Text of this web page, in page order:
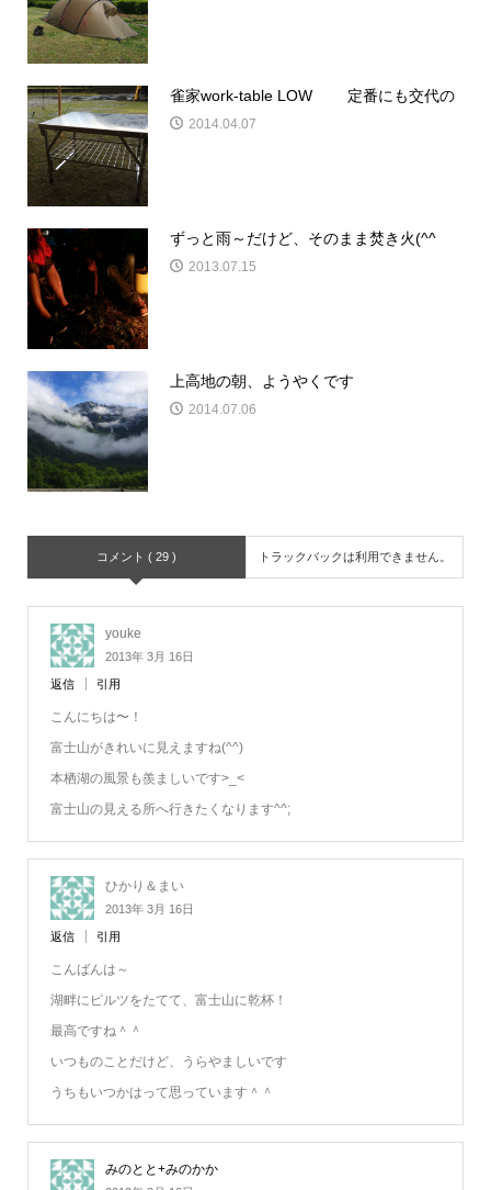
雀家work-table LOW 定番にも交代の
2014.04.07
ずっと雨～だけど、そのまま焚き火(^^ゞ
2013.07.15
上高地の朝、ようやくです
2014.07.06
コメント ( 29 ) トラックバックは利用できません。
youke
2013年 3月 16日
返信 引用
こんにちは〜！
富士山がきれいに見えますね(^^)
本栖湖の風景も羨ましいです>_<
富士山の見える所へ行きたくなります^^;
ひかり＆まい
2013年 3月 16日
返信 引用
こんばんは～
湖畔にピルツをたてて、富士山に乾杯！
最高ですね＾＾
いつものことだけど、うらやましいです
うちもいつかはって思っています＾＾
みのとと+みのかか